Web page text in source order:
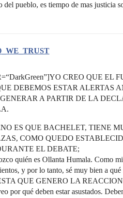
del pueblo, es tiempo de mas
CREO QUE EL
DEBEMOS ESTAR ALERTAS
A PARTIR DE LA
ES QUE BACHELET, TIENE
COMO QUEDO
EL DEBATE;
quién es Ollanta Humala. Como
y por lo tanto, sé muy bien a
QUE GENERO LA
por qué deben estar asustados.